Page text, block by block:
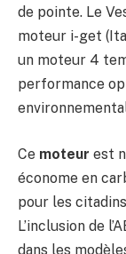
de pointe. Le
moteur i-get
un moteur 4
performance
Ce moteur est
économe en
pour les
L’inclusion de
dans les